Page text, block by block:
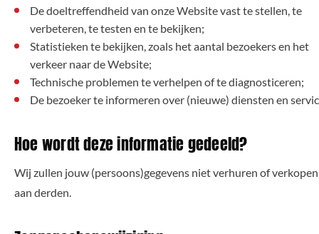
De doeltreffendheid van onze Website vast te stellen, te
verbeteren, te testen en te bekijken;
Statistieken te bekijken, zoals het aantal bezoekers en het
verkeer naar de Website;
Technische problemen te verhelpen of te diagnosticeren;
De bezoeker te informeren over (nieuwe) diensten en
Hoe wordt deze informatie gedeeld?
Wij zullen jouw (persoons)gegevens niet verhuren of verkopen
aan derden.